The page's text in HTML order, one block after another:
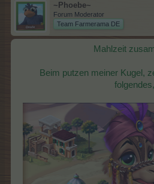
~Phoebe~
Forum Moderator
Team Farmerama DE
Mahlzeit
Beim putzen meiner Kugel,
folgendes,